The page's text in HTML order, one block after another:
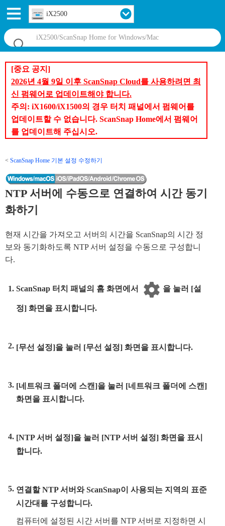
iX2500
[중요 공지]
2026년 4월 9일 이후 ScanSnap Cloud를 사용하려면 최
신 펌웨어로 업데이트해야 합니다.
주의: iX1600/iX1500의 경우 터치 패널에서 펌웨어를
업데이트할 수 없습니다. ScanSnap Home에서 펌웨어
를 업데이트해 주십시오.
ScanSnap Home 기본 설정 수정하기
NTP 서버에 수동으로 연결하여 시간 동기
화하기
현재 시간을 가져오고 서버의 시간을 ScanSnap의 시간 정
보와 동기화하도록 NTP 서버 설정을 수동으로 구성합니
다.
ScanSnap 터치 패널의 홈 화면에서 을 눌러 [설
정] 화면을 표시합니다.
[무선 설정]을 눌러 [무선 설정] 화면을 표시합니다.
[네트워크 폴더에 스캔]을 눌러 [네트워크 폴더에 스캔]
화면을 표시합니다.
[NTP 서버 설정]을 눌러 [NTP 서버 설정] 화면을 표시
합니다.
연결할 NTP 서버와 ScanSnap이 사용되는 지역의 표준
시간대를 구성합니다.
컴퓨터에 설정된 시간 서버를 NTP 서버로 지정하면 시